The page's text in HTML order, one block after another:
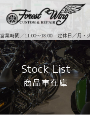
営業時間／11:00〜18:00 定休日／月・
Stock List
商品車在庫